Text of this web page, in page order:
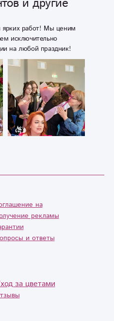
работ! Мы ценим
исключительно
на любой праздник!
на
рекламы
и ответы
за цветами